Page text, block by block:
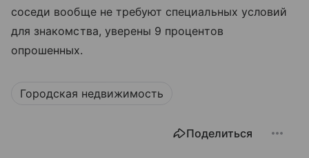
соседи вообще не требуют специальных условий
для знакомства, уверены 9 процентов
опрошенных.
Городская недвижимость
Поделиться